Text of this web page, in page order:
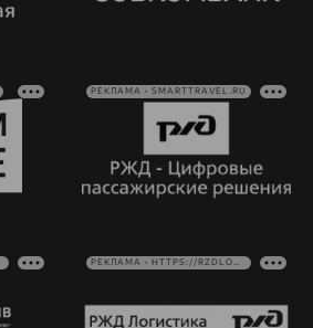
РЕКЛАМА • SMARTTRAVEL.RU
РЕКЛАМА • HTTPS://RZDLOG.RU/